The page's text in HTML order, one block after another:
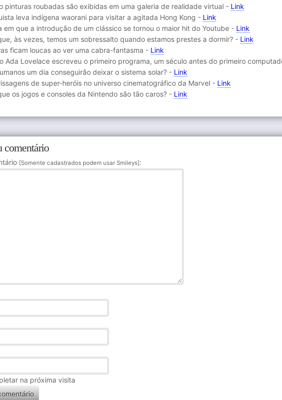
pinturas roubadas são exibidas em uma galeria de realidade virtual - Link
leva indígena waorani para visitar a agitada Hong Kong - Link
em que a introdução de um clássico se tornou o maior hit do Youtube - Link
às vezes, temos um sobressalto quando estamos prestes a dormir? - Link
ficam loucas ao ver uma cabra-fantasma - Link
Ada Lovelace escreveu o primeiro programa, um século antes do primeiro
um dia conseguirão deixar o sistema solar? - Link
de super-heróis no universo cinematográfico da Marvel - Link
os jogos e consoles da Nintendo são tão caros? - Link
comentário
[Somente cadastrados podem usar Smileys] :
na próxima visita